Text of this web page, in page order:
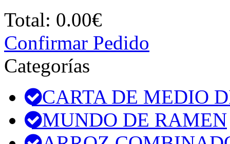
Total: 0.00€
Confirmar Pedido
Categorías
CARTA DE MEDIO
MUNDO DE RAMEN